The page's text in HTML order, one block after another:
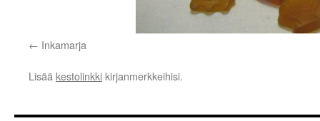
Inkamarja
Lisää kestolinkki kirjanmerkkeihisi.